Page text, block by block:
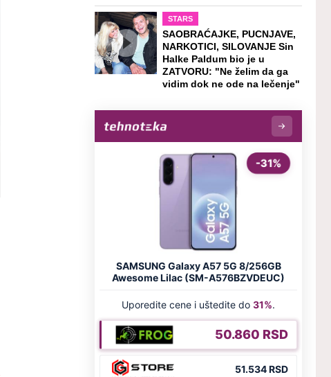
STARS
SAOBRAĆAJKE, PUCNJAVE,
NARKOTICI, SILOVANJE Sin
Halke Paldum bio je u
ZATVORU: "Ne želim da ga
vidim dok ne ode na lečenje"